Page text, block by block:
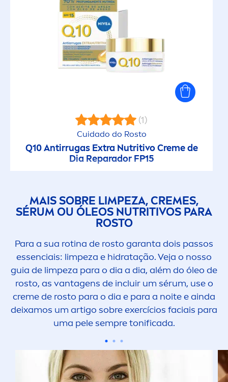
(1)
Cuidado do Rosto
Q10 Antirrugas Extra NutritivoCremede
Dia Reparador FP15
MAIS SOBRE LIMPEZA,CREMES,
SÉRUM OU ÓLEOS NUTRITIVOS PARA
ROSTO
Para a sua rotina de rosto garanta dois passos
essenciais: limpeza e hidratação. Veja o nosso
guia de limpeza para o dia a dia, além do óleo de
rosto, as vantagens de incluir um sérum, use o
cremede rosto para o dia e para a noite e ainda
deixamos um artigo sobre exercícios faciais para
uma pele sempre tonificada.